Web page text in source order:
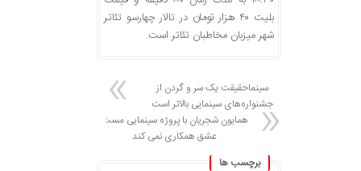
بلیت ۴۰ هزار تومان در تالار چهارسو تئاتر
شهر میزبان مخاطبان تئاتر است.
سینماحقیقت یک سر و گردن از
جشنواره‌های سینمایی بالاتر است
همایون شجریان با پروژه سینمایی مست
عشق همکاری نمی کند
برچسب ها